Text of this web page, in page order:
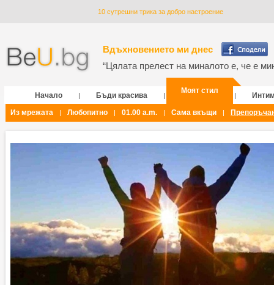
10 сутрешни трика за добро настроение
Вдъхновението ми днес
“Цялата прелест на миналото е, че е
Начало | Бъди красива |
Моят стил
|
Из мрежата
| Любопитно | 01.00 a.m. | Сама вкъщи |